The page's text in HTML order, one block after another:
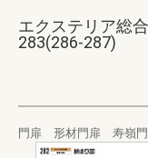
エクステリア総
283(286-287)
門扉 形材門扉 寿嶺門